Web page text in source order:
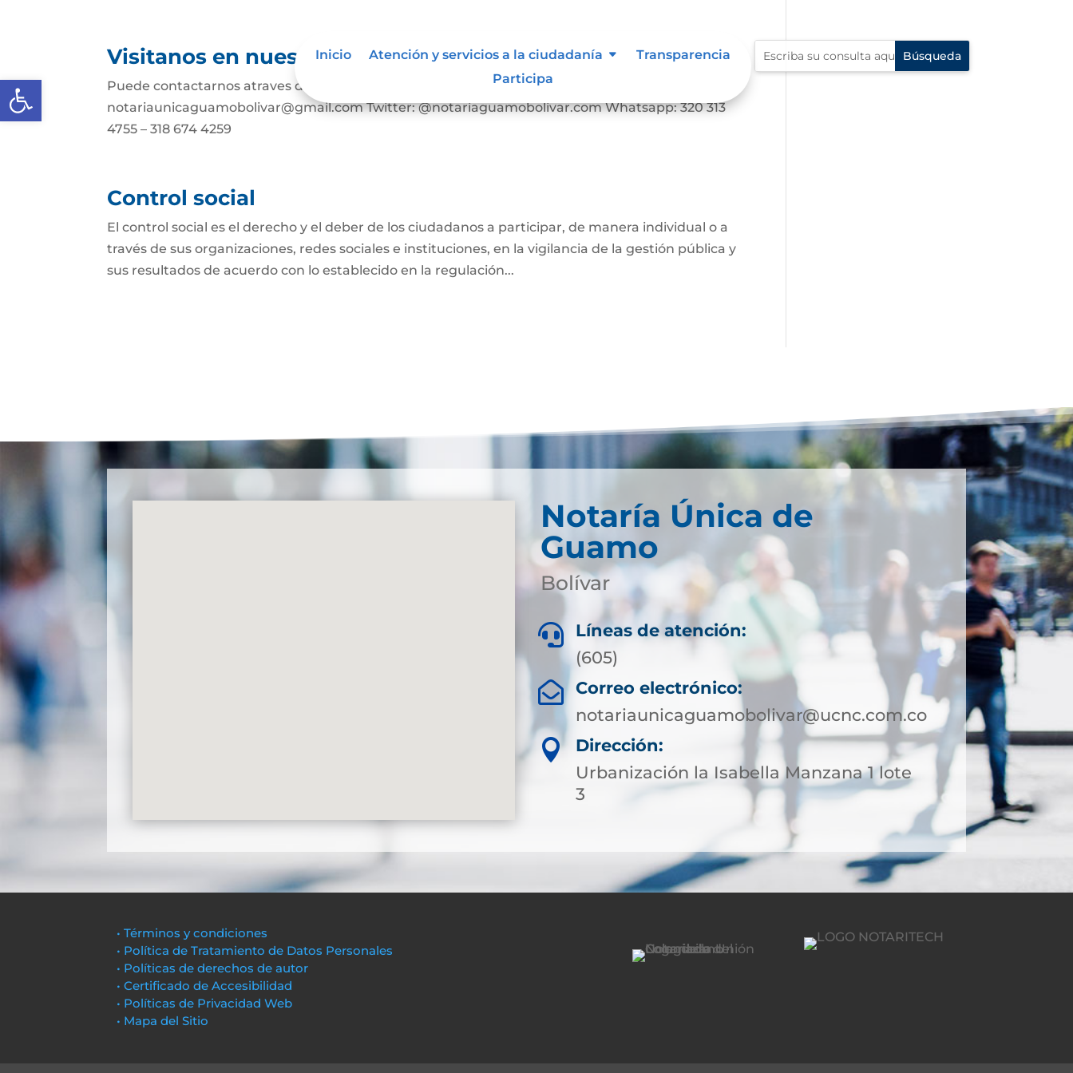
Abrir barra de herramientas
Inicio Atención y servicios a la ciudadanía
Transparencia
Participa
Visitanos en nuestras redes sociales
Puede contactarnos atraves de nuestras redes sociales: Facebook:
notariaunicaguamobolivar@gmail.com Twitter: @notariaguamobolivar.com Whatsapp: 320 313
4755 – 318 674 4259
Control social
El control social es el derecho y el deber de los ciudadanos a participar, de manera individual o a
través de sus organizaciones, redes sociales e instituciones, en la vigilancia de la gestión pública y
sus resultados de acuerdo con lo establecido en la regulación...
Notaría Única de
Guamo
Bolívar

Líneas de atención:
(605)

Correo electrónico:
notariaunicaguamobolivar@ucnc.com.co

Dirección:
Urbanización la Isabella Manzana 1 lote
3
• Términos y condiciones
• Política de Tratamiento de Datos Personales
• Políticas de derechos de autor
• Certificado de Accesibilidad
• Políticas de Privacidad Web
• Mapa del Sitio